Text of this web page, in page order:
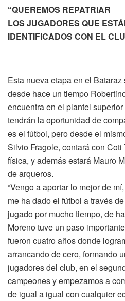
“QUEREMOS REPATRIAR
LOS JUGADORES QUE
IDENTIFICADOS CON EL
Esta nueva etapa en el
desde hace un tiempo
encuentra en el plantel
tendrán la oportunidad de
es el fútbol, pero desde el
Silvio Fragole, contará con
física, y además estará Mauro
de arqueros.
“Vengo a aportar lo mejor de
me ha dado el fútbol a través
jugado por mucho tiempo, de
Moreno tuve un paso
fueron cuatro años donde
arrancando de cero, formando
jugadores del club, en el
campeones y empezamos a
de igual a igual con cualquier